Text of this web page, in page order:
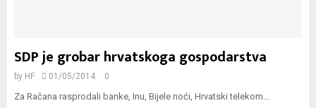
SDP je grobar hrvatskoga gospodarstva
by HF 01/05/2014 0
Za Račana rasprodali banke, Inu, Bijele noći, Hrvatski telekom…